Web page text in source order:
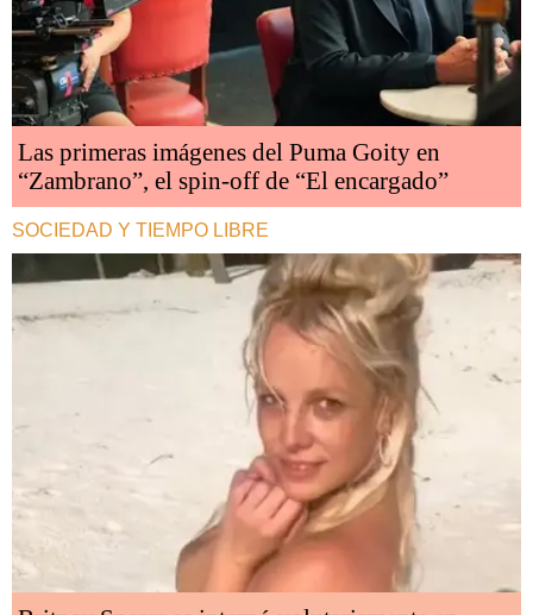
Las primeras imágenes del Puma Goity en
“Zambrano”, el spin-off de “El encargado”
SOCIEDAD Y TIEMPO LIBRE